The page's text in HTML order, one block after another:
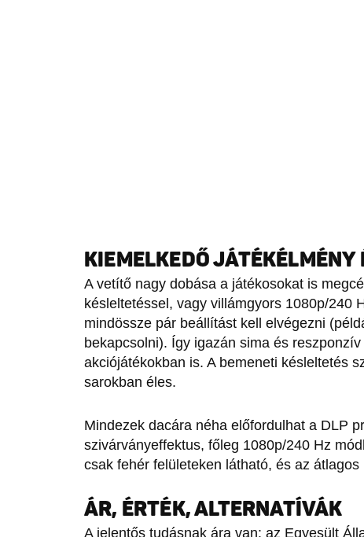
KIEMELKEDŐ
A vetítő nagy dobása a játékosokat is
késleltetéssel, vagy villámgyors 1080p/240
mindössze pár beállítást kell elvégezni
bekapcsolni). Így igazán sima és
akciójátékokban is. A bemeneti késleltetés
sarokban éles.
Mindezek dacára néha előfordulhat a DLP
szivárványeffektus, főleg 1080p/240 Hz
csak fehér felületeken látható, és az
ÁR, ÉRTÉK, ALTERNATÍVÁK
A jelentős tudásnak ára van: az Egyesült